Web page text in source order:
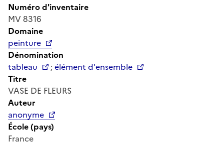
Numéro d'inventaire
MV 8316
Domaine
peinture
Dénomination
tableau
;élément d'ensemble
Titre
VASE DE FLEURS
Auteur
anonyme
École (pays)
France